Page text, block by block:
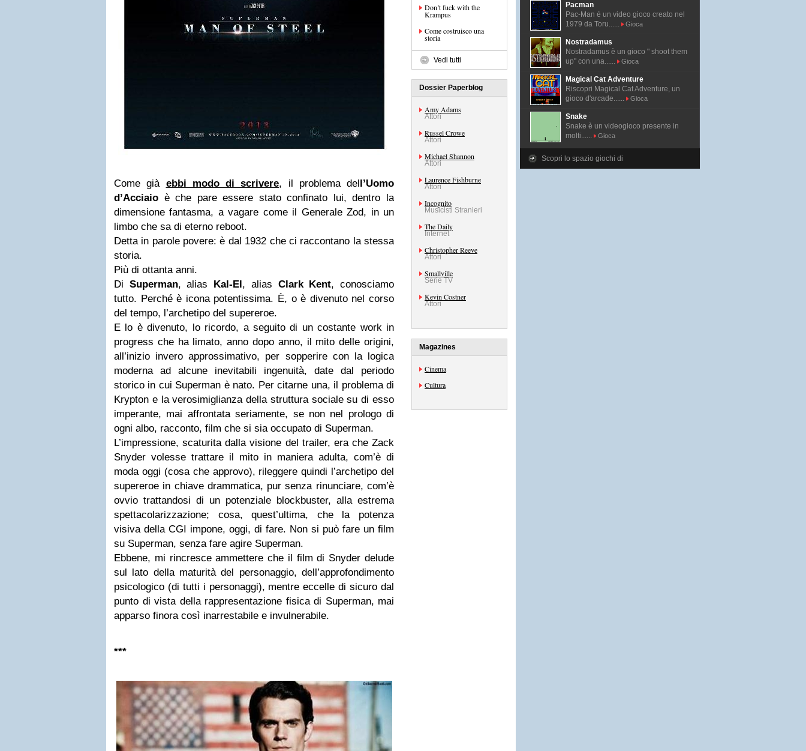
Come già ebbi modo di scrivere, il problema dell’Uomo
d’Acciaio è che pare essere stato confinato lui, dentro la
dimensione fantasma, a vagare come il Generale Zod, in un
limbo che sa di eterno reboot.
Detta in parole povere: è dal 1932 che ci raccontano la stessa
storia.
Più di ottanta anni.
Di Superman, alias Kal-El, alias Clark Kent, conosciamo
tutto. Perché è icona potentissima. È, o è divenuto nel corso
del tempo, l’archetipo del supereroe.
E lo è divenuto, lo ricordo, a seguito di un costante work in
progress che ha limato, anno dopo anno, il mito delle origini,
all’inizio invero approssimativo, per sopperire con la logica
moderna ad alcune inevitabili ingenuità, date dal periodo
storico in cui Superman è nato. Per citarne una, il problema di
Krypton e la verosimiglianza della struttura sociale su di esso
imperante, mai affrontata seriamente, se non nel prologo di
ogni albo, racconto, film che si sia occupato di Superman.
L’impressione, scaturita dalla visione del trailer, era che Zack
Snyder volesse trattare il mito in maniera adulta, com’è di
moda oggi (cosa che approvo), rileggere quindi l’archetipo del
supereroe in chiave drammatica, pur senza rinunciare, com’è
ovvio trattandosi di un potenziale blockbuster, alla estrema
spettacolarizzazione; cosa, quest’ultima, che la potenza
visiva della CGI impone, oggi, di fare. Non si può fare un film
su Superman, senza fare agire Superman.
Ebbene, mi rincresce ammettere che il film di Snyder delude
sul lato della maturità del personaggio, dell’approfondimento
psicologico (di tutti i personaggi), mentre eccelle di sicuro dal
punto di vista della rappresentazione fisica di Superman, mai
apparso finora così inarrestabile e invulnerabile.
***
Don’t fuck with the
Krampus
Come costruisco una
storia
Vedi tutti
Dossier Paperblog
Amy Adams
Attori
Russel Crowe
Attori
Michael Shannon
Attori
Laurence Fishburne
Attori
Incognito
Musicisti Stranieri
The Daily
Internet
Christopher Reeve
Attori
Smallville
Serie TV
Kevin Costner
Attori
Magazines
Cinema
Cultura
Pacman
Pac-Man é un video gioco creato nel
1979 da Toru......
Gioca
Nostradamus
Nostradamus è un gioco " shoot them
up" con una......
Gioca
Magical Cat Adventure
Riscopri Magical Cat Adventure, un
gioco d'arcade......
Gioca
Snake
Snake è un videogioco presente in
molti......
Gioca
Scopri lo spazio giochi di